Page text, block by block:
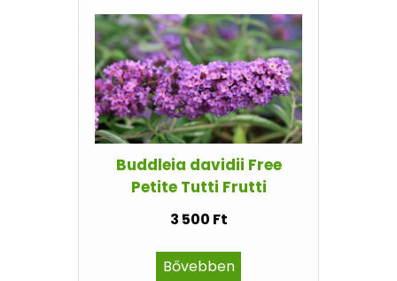
Buddleia davidii Free
Petite Tutti Frutti
3 500 Ft
Bővebben